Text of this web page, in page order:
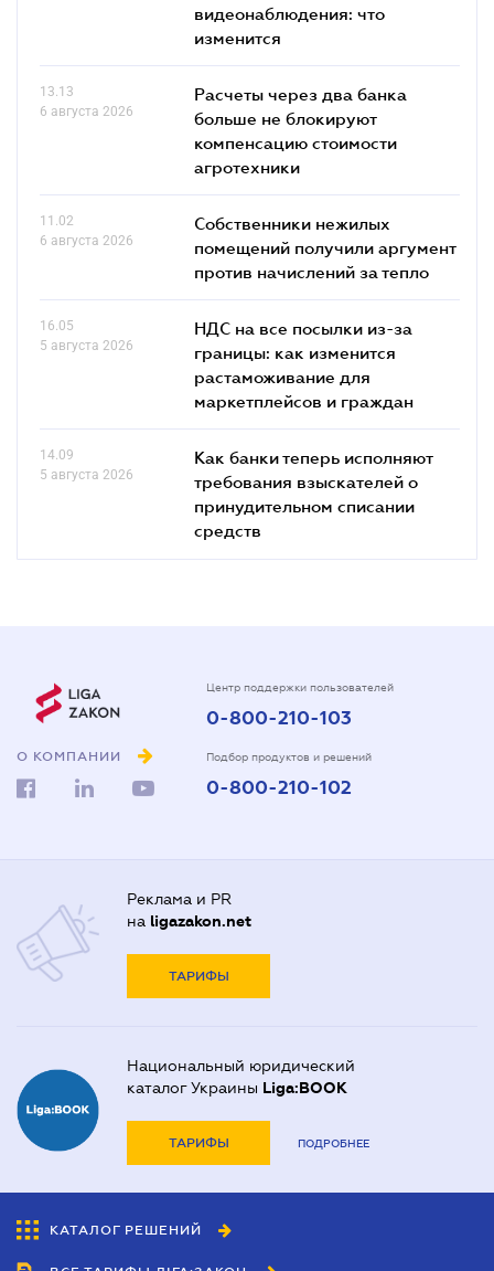
видеонаблюдения: что
изменится
13.13
6 августа 2026
Расчеты через два банка
больше не блокируют
компенсацию стоимости
агротехники
11.02
6 августа 2026
Собственники нежилых
помещений получили аргумент
против начислений за тепло
16.05
5 августа 2026
НДС на все посылки из-за
границы: как изменится
растаможивание для
маркетплейсов и граждан
14.09
5 августа 2026
Как банки теперь исполняют
требования взыскателей о
принудительном списании
средств
О КОМПАНИИ
Центр поддержки пользователей
0-800-210-103
Подбор продуктов и решений
0-800-210-102
Реклама и PR
на ligazakon.net
ТАРИФЫ
Национальный юридический
каталог Украины Liga:BOOK
ТАРИФЫ ПОДРОБНЕЕ
КАТАЛОГ РЕШЕНИЙ